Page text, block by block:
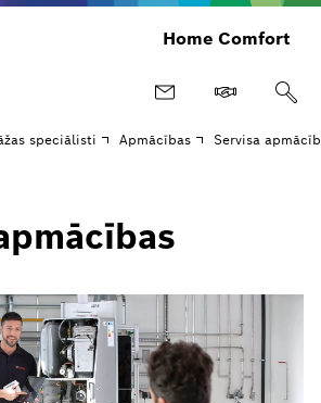
Home Comfort
speciālisti Apmācības Servisa